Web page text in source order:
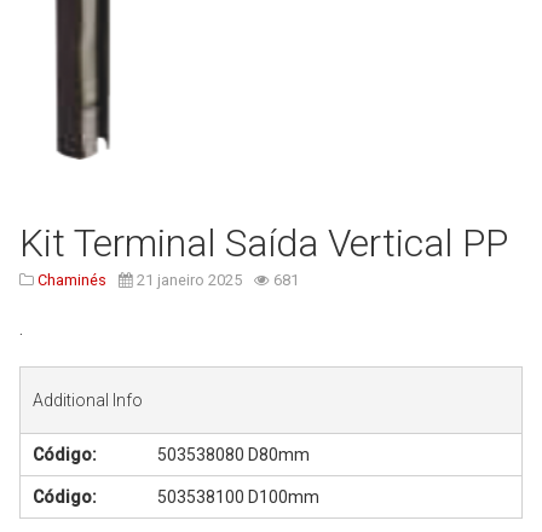
Centro de Formação
Gabinete de Engenharia
As Nossas Dicas
Novidades
Kit Terminal Saída Vertical PP
Chaminés 21 janeiro 2025 681
Additional Info
Código: 503538080 D80mm
Código: 503538100 D100mm